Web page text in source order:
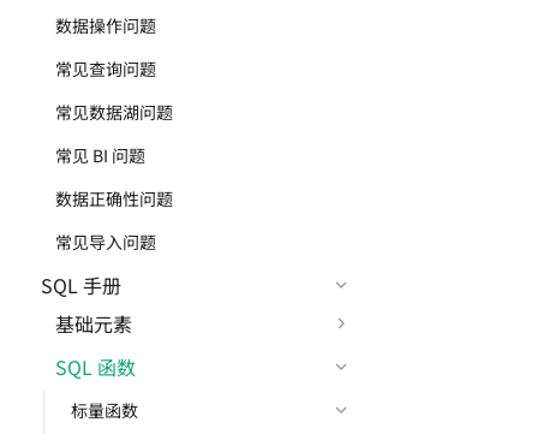
数据操作问题
常见查询问题
常见数据湖问题
常见 BI 问题
数据正确性问题
常见导入问题
SQL 手册
基础元素
SQL 函数
标量函数